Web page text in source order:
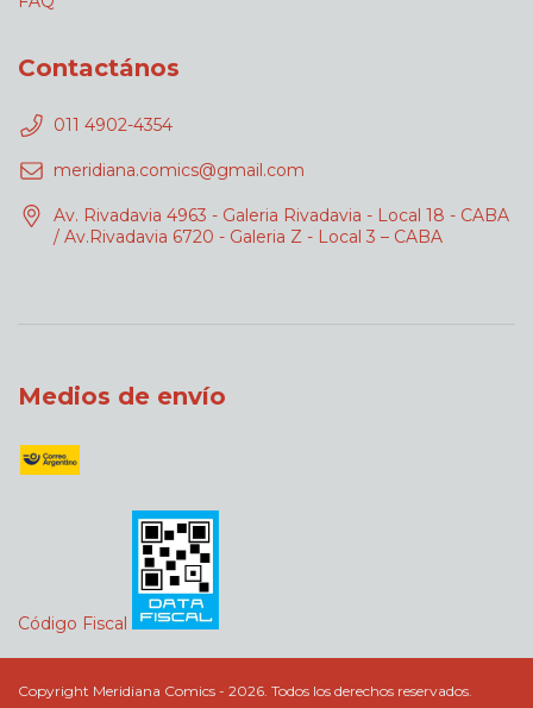
Contactános
011 4902-4354
meridiana.comics@gmail.com
Av. Rivadavia 4963 - Galeria Rivadavia - Local 18 - CABA
/ Av.Rivadavia 6720 - Galeria Z - Local 3 – CABA
Medios de envío
Código Fiscal
Copyright Meridiana Comics - 2026. Todos los derechos reservados.